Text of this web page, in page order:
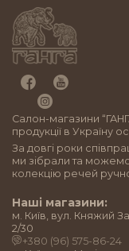
Салон-магазини
продукції в Україну
За довгі роки
ми зібрали та
колекцію речей
Наші магазини:
м. Київ, вул. Княжий
2/30
+380 (96) 575-86-24